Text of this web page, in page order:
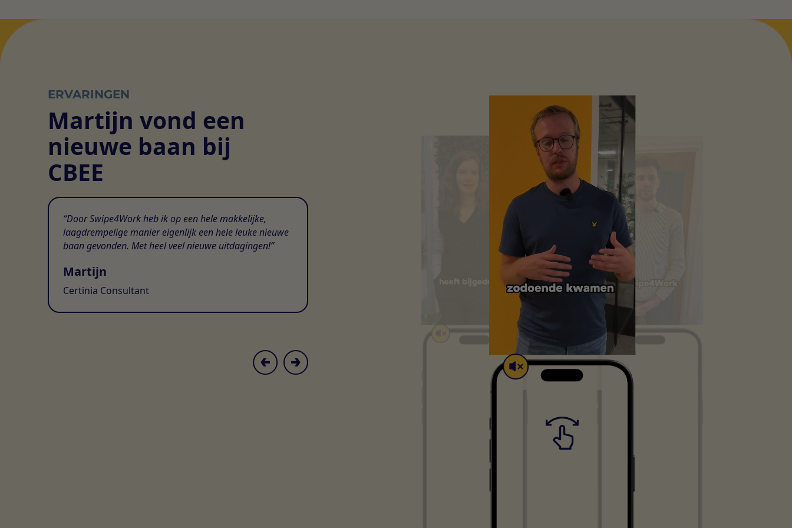
ERVARINGEN
Martijn vond een
nieuwe baan bij
CBEE
Door Swipe4Work heb ik op een hele makkelijke,
laagdrempelige manier eigenlijk een hele leuke nieuwe
baan gevonden. Met heel veel nieuwe uitdagingen!
Martijn
Certinia Consultant